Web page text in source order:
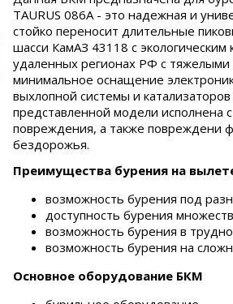
TAURUS 086A - это надежная и
стойко переносит длительные
шасси КамАЗ 43118 с
удаленных регионах РФ с тяжелыми
минимальное оснащение
выхлопной системы и
представленной модели исполнена
повреждения, а также повреждени
бездорожья.
Преимущества бурения на
возможность бурения под
доступность бурения
возможность бурения в
возможность бурения на
Основное оборудование БКМ